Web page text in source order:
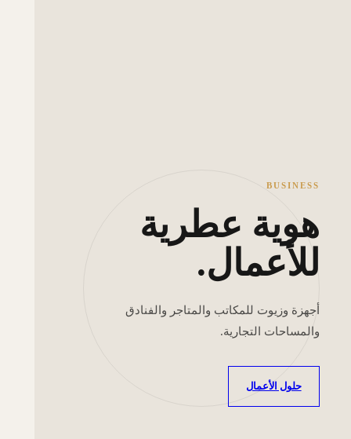
BUSINESS
هوية عطرية
للأعمال.
أجهزة وزيوت للمكاتب والمتاجر والفنادق
والمساحات التجارية.
حلول الأعمال